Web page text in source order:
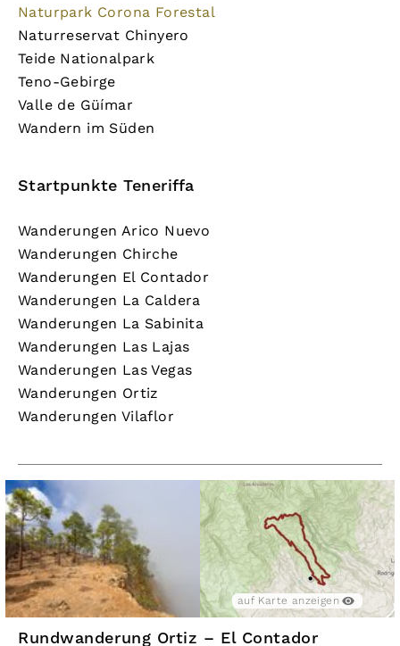
Naturpark Corona Forestal
Naturreservat Chinyero
Teide Nationalpark
Teno-Gebirge
Valle de Güímar
Wandern im Süden
Startpunkte Teneriffa
Wanderungen Arico Nuevo
Wanderungen Chirche
Wanderungen El Contador
Wanderungen La Caldera
Wanderungen La Sabinita
Wanderungen Las Lajas
Wanderungen Las Vegas
Wanderungen Ortiz
Wanderungen Vilaflor
auf Karte anzeigen
Rundwanderung Ortiz – El Contador